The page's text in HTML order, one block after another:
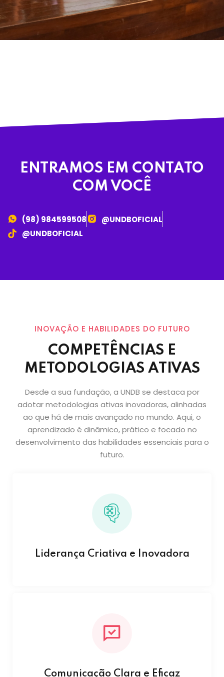
ENTRAMOS EM CONTATO
COM VOCÊ
(98) 984599508
@UNDBOFICIAL
@UNDBOFICIAL
INOVAÇÃO E HABILIDADES DO FUTURO
COMPETÊNCIAS E
METODOLOGIAS ATIVAS
Desde a sua fundação, a UNDB se destaca por
adotar metodologias ativas inovadoras, alinhadas
ao que há de mais avançado no mundo. Aqui, o
aprendizado é dinâmico, prático e focado no
desenvolvimento das habilidades essenciais para o
futuro.
Liderança Criativa e Inovadora
Comunicação Clara e Eficaz